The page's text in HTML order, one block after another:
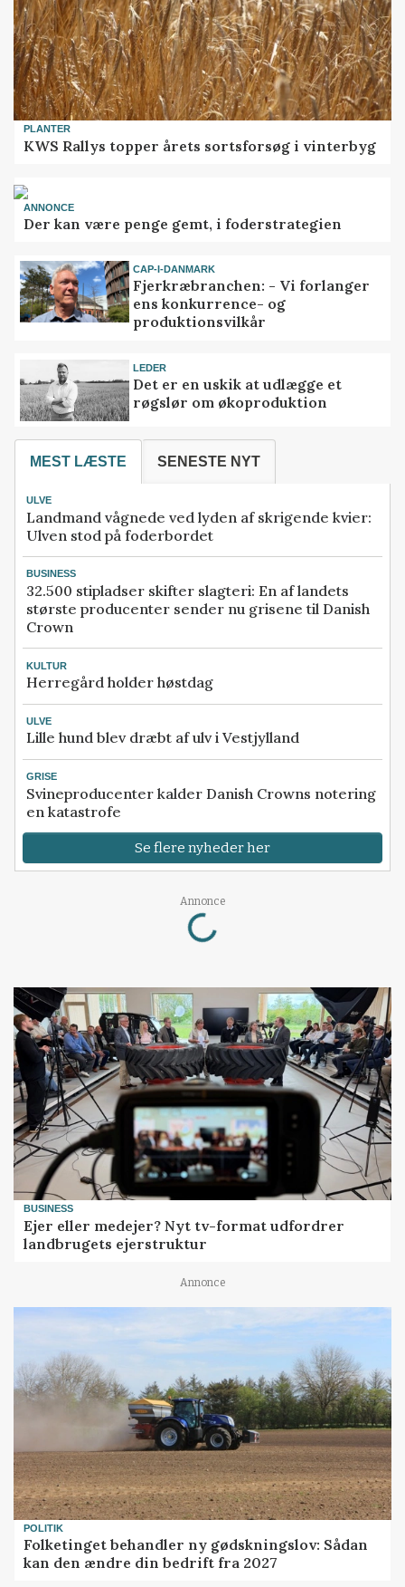
PLANTER
KWS Rallys topper årets sortsforsøg i vinterbyg
ANNONCE
Der kan være penge gemt, i foderstrategien
CAP-I-DANMARK
Fjerkræbranchen: - Vi forlanger
ens konkurrence- og
produktionsvilkår
LEDER
Det er en uskik at udlægge et
røgslør om økoproduktion
MEST LÆSTE SENESTE NYT
ULVE
Landmand vågnede ved lyden af skrigende kvier:
Ulven stod på foderbordet
BUSINESS
32.500 stipladser skifter slagteri: En af landets
største producenter sender nu grisene til Danish
Crown
KULTUR
Herregård holder høstdag
ULVE
Lille hund blev dræbt af ulv i Vestjylland
GRISE
Svineproducenter kalder Danish Crowns notering
en katastrofe
Se flere nyheder her
Annonce
Loading...
BUSINESS
Ejer eller medejer? Nyt tv-format udfordrer
landbrugets ejerstruktur
Annonce
POLITIK
Folketinget behandler ny gødskningslov: Sådan
kan den ændre din bedrift fra 2027